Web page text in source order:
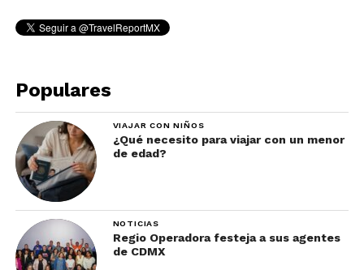
Populares
VIAJAR CON NIÑOS
¿Qué necesito para viajar con un menor
de edad?
NOTICIAS
Regio Operadora festeja a sus agentes
de CDMX